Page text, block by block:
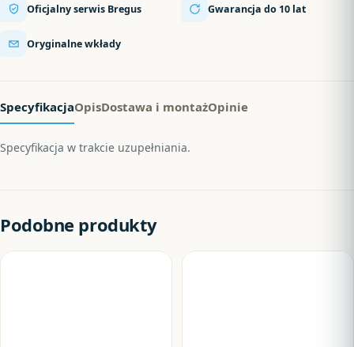
Oficjalny serwis Bregus Gwarancja do 10 lat
Oryginalne wkłady
SpecyfikacjaOpisDostawa i montażOpinie
Specyfikacja w trakcie uzupełniania.
Podobne produkty